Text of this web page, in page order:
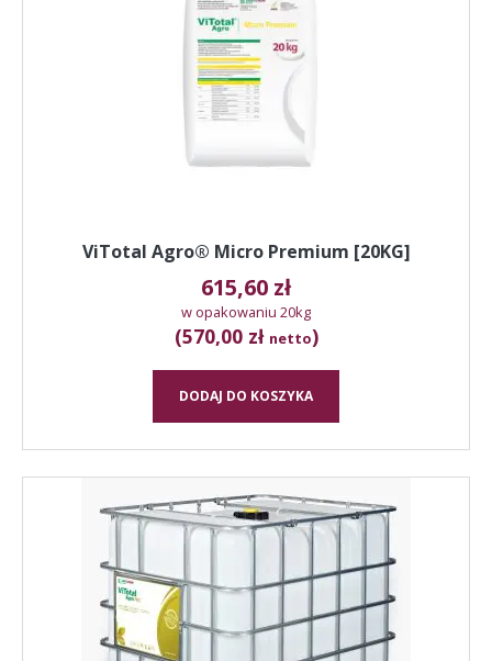
ViTotal Agro® Micro Premium [20KG]
615,60 zł
w opakowaniu 20kg
(570,00 zł netto)
DODAJ DO KOSZYKA